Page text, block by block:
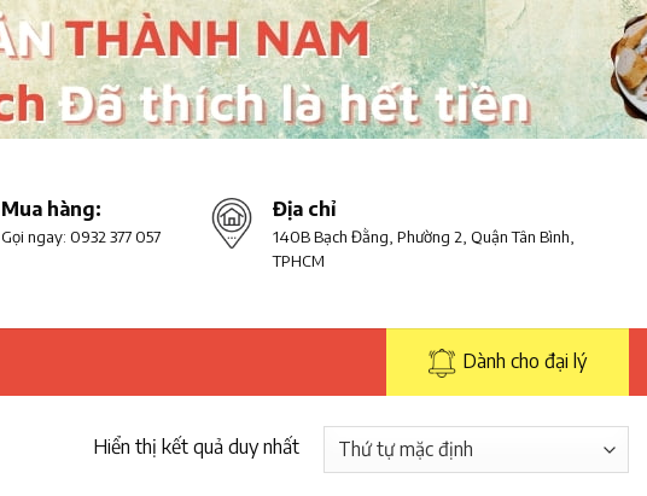
Mua hàng:
Gọi ngay: 0932 377 057
Địa chỉ
140B Bạch Đằng, Phường 2, Quận Tân Bình,
TPHCM
Dành cho đại lý
Hiển thị kết quả duy nhất